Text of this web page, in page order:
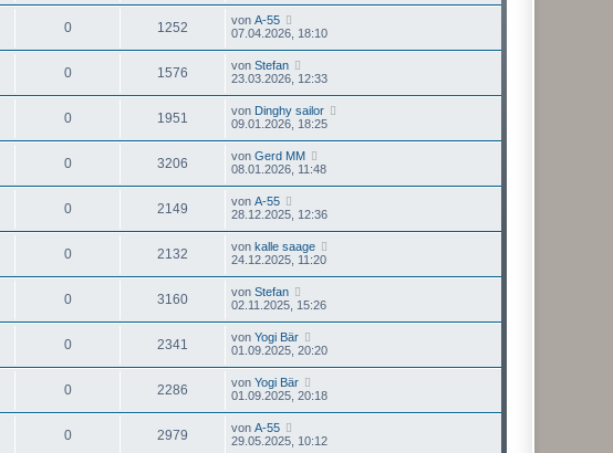
0 1252 von A-55
07.04.2026, 18:10
0 1576 von Stefan
23.03.2026, 12:33
0 1951 von Dinghy sailor
09.01.2026, 18:25
0 3206 von Gerd MM
08.01.2026, 11:48
0 2149 von A-55
28.12.2025, 12:36
0 2132 von kalle saage
24.12.2025, 11:20
0 3160 von Stefan
02.11.2025, 15:26
0 2341 von Yogi Bär
01.09.2025, 20:20
0 2286 von Yogi Bär
01.09.2025, 20:18
0 2979 von A-55
29.05.2025, 10:12